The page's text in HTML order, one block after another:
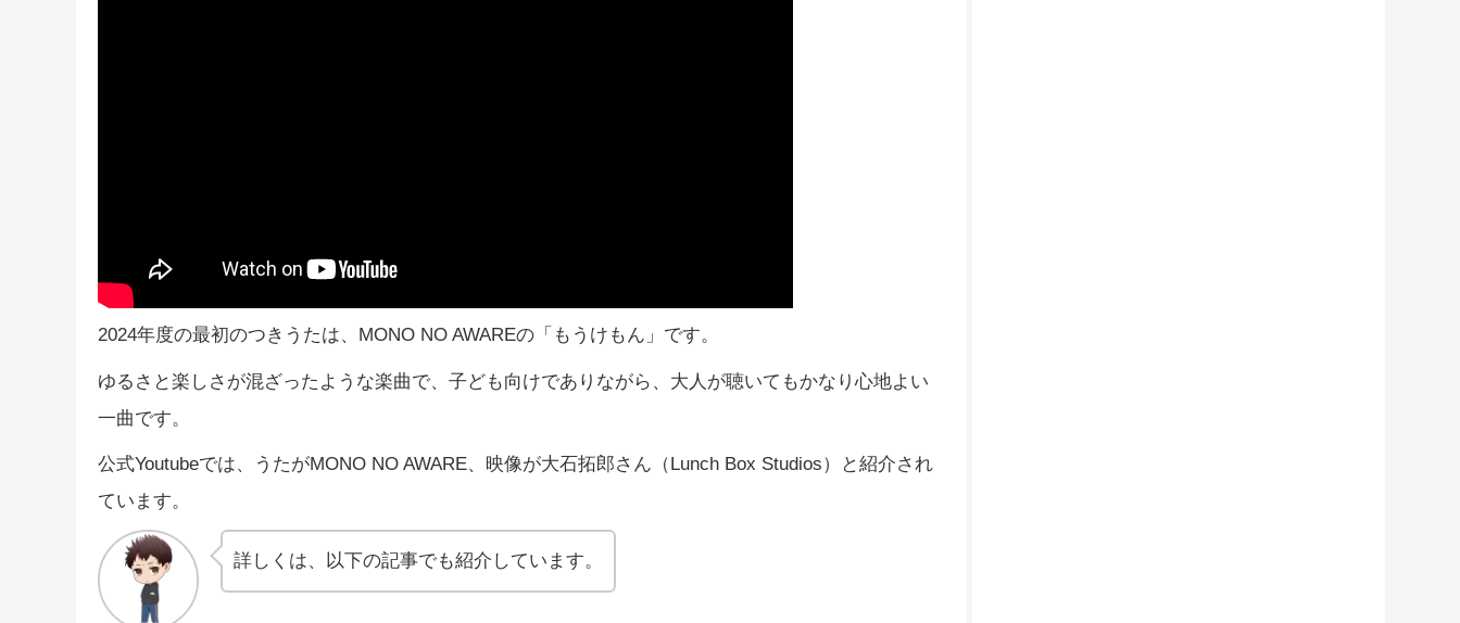
2024年度の最初のつきうたは、MONO NO AWAREの「もうけもん」です。
ゆるさと楽しさが混ざったような楽曲で、子ども向けでありながら、大人が聴いてもかなり心地よい
一曲です。
公式Youtubeでは、うたがMONO NO AWARE、映像が大石拓郎さん（Lunch Box Studios）と紹介され
ています。
詳しくは、以下の記事でも紹介しています。